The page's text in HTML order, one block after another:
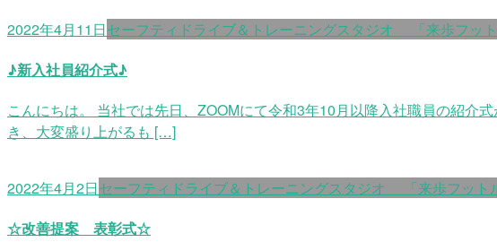
2022年4月11日セーフティドライブ＆トレーニングスタジオ 「来歩フット
♪新入社員紹介式♪
こんにちは。 当社では先日、ZOOMにて令和3年10月以降入社職員の紹
き、大変盛り上がるも […]
2022年4月2日セーフティドライブ＆トレーニングスタジオ 「来歩フット
☆改善提案 表彰式☆